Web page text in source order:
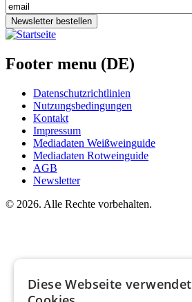
Newsletter bestellen
Footer menu (DE)
Datenschutzrichtlinien
Nutzungsbedingungen
Kontakt
Impressum
Mediadaten Weißweinguide
Mediadaten Rotweinguide
AGB
Newsletter
© 2026. Alle Rechte vorbehalten.
Diese Webseite verwendet